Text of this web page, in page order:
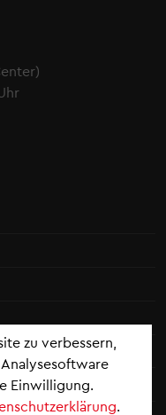
zu verbessern,
Einwilligung.
.